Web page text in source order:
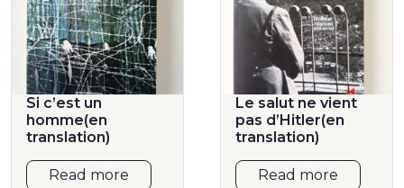
Si c’est un
homme(en
translation)
Read more
Le salut ne vient
pas d’Hitler(en
translation)
Read more